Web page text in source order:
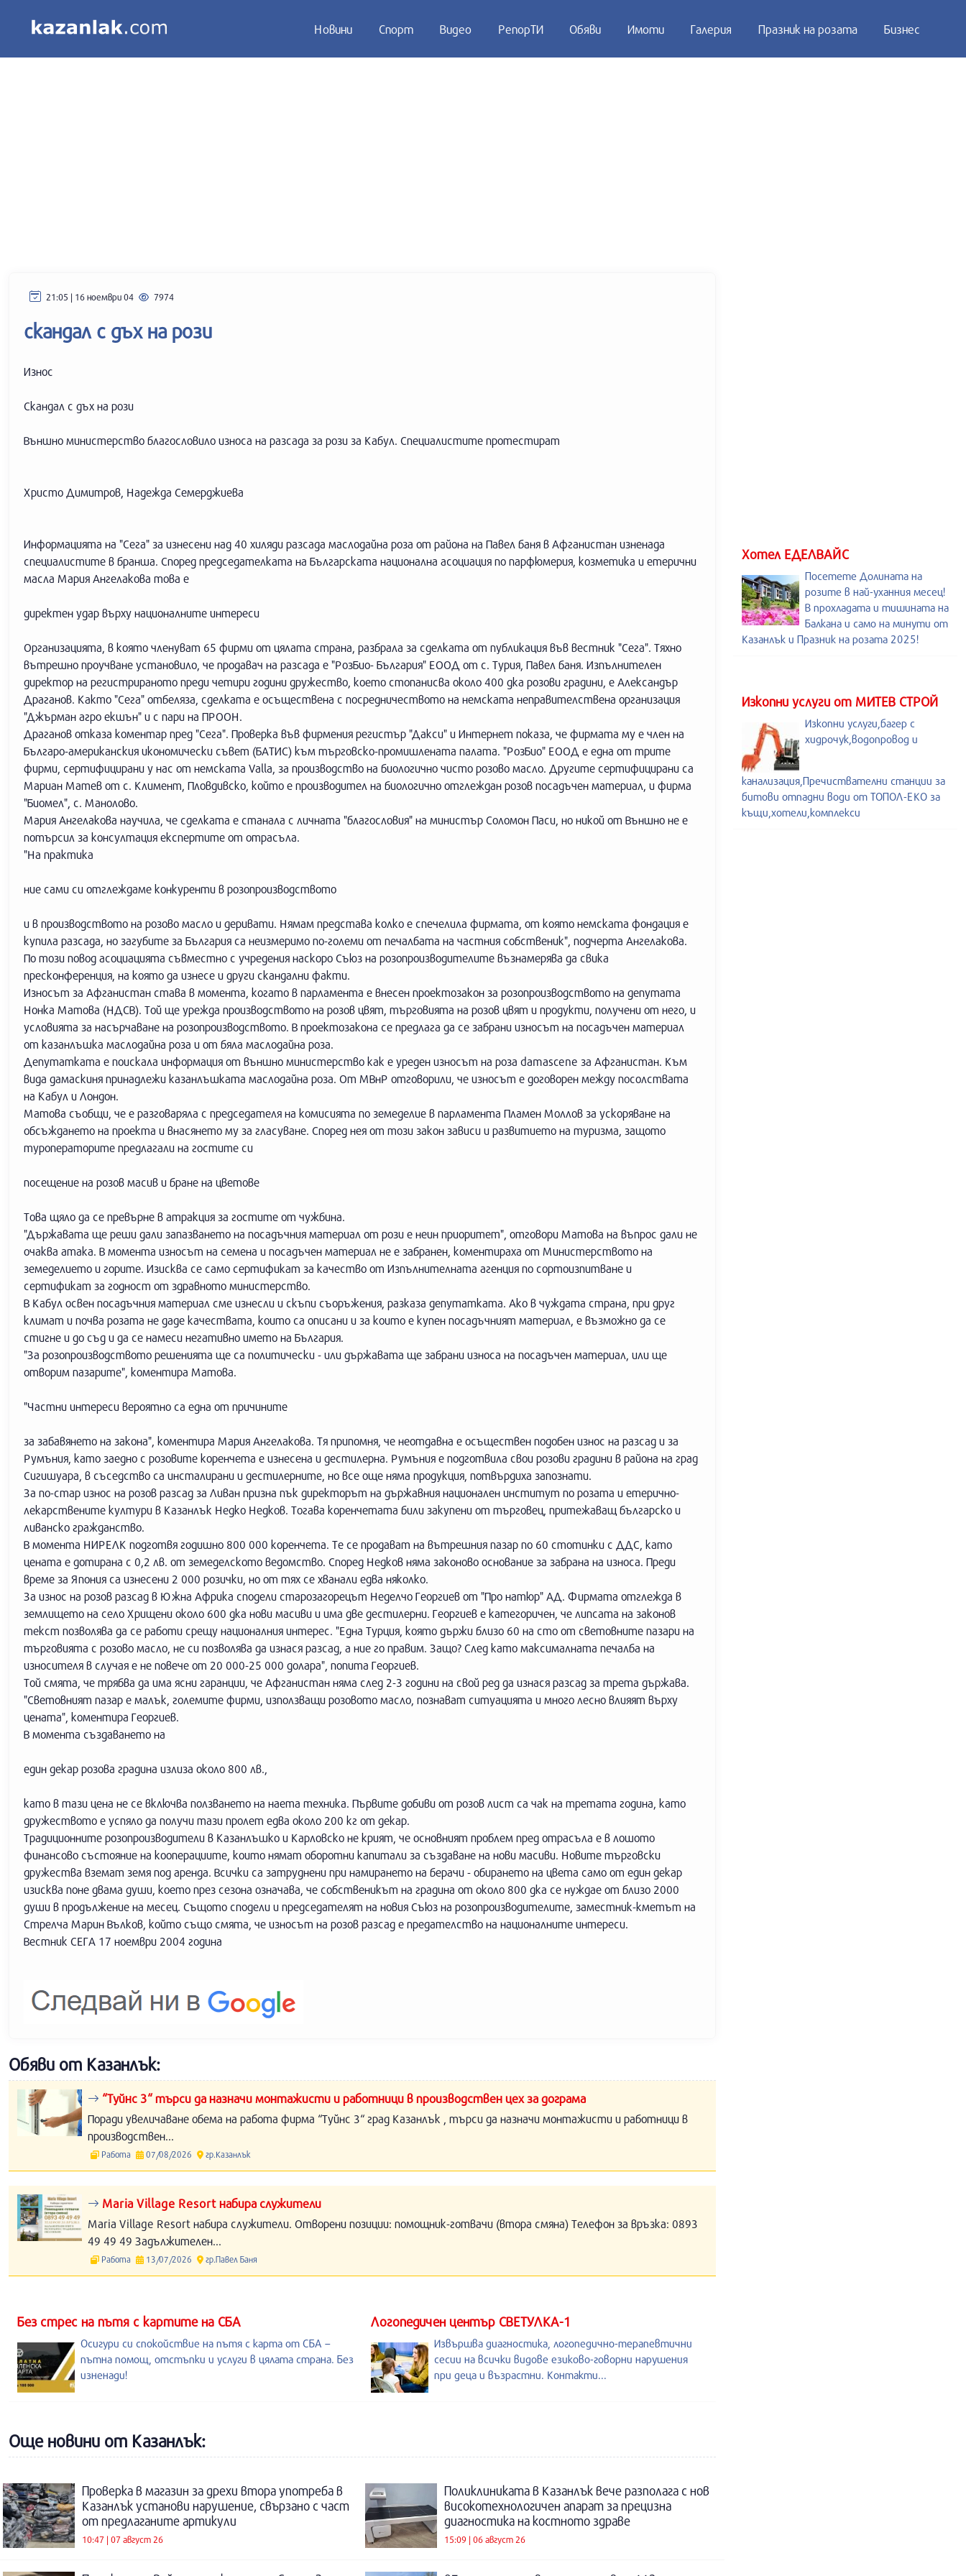
Новини Спорт Видео РепорТИ Обяви Имоти Галерия Празник на розата Бизнес
21:05 | 16 ноември 04 7974
скандал с дъх на рози
Износ
Скандал с дъх на рози
Външно министерство благословило износа на разсада за рози за Кабул. Специалистите протестират
Христо Димитров, Надежда Семерджиева
Информацията на "Сега" за изнесени над 40 хиляди разсада маслодайна роза от района на Павел баня в Афганистан изненада
специалистите в бранша. Според председателката на Българската национална асоциация по парфюмерия, козметика и етерични
масла Мария Ангелакова това е
директен удар върху националните интереси
Организацията, в която членуват 65 фирми от цялата страна, разбрала за сделката от публикация във вестник "Сега". Тяхно
вътрешно проучване установило, че продавач на разсада е "РозБио- България" ЕООД от с. Турия, Павел баня. Изпълнителен
директор на регистрираното преди четири години дружество, което стопанисва около 400 дка розови градини, е Александър
Драганов. Както "Сега" отбеляза, сделката е осъществена с посредничеството на немската неправителствена организация
"Джърман агро екшън" и с пари на ПРООН.
Драганов отказа коментар пред "Сега". Проверка във фирмения регистър "Дакси" и Интернет показа, че фирмата му е член на
Българо-американския икономически съвет (БАТИС) към търговско-промишлената палата. "РозБио" ЕООД е една от трите
фирми, сертифицирани у нас от немската Valla, за производство на биологично чисто розово масло. Другите сертифицирани са
Мариан Матев от с. Климент, Пловдивско, който е производител на биологично отглеждан розов посадъчен материал, и фирма
"Биомел", с. Манолово.
Мария Ангелакова научила, че сделката е станала с личната "благословия" на министър Соломон Паси, но никой от Външно не е
потърсил за консултация експертите от отрасъла.
"На практика
ние сами си отглеждаме конкуренти в розопроизводството
и в производството на розово масло и деривати. Нямам представа колко е спечелила фирмата, от която немската фондация е
купила разсада, но загубите за България са неизмеримо по-големи от печалбата на частния собственик", подчерта Ангелакова.
По този повод асоциацията съвместно с учредения наскоро Съюз на розопроизводителите възнамерява да свика
пресконференция, на която да изнесе и други скандални факти.
Износът за Афганистан става в момента, когато в парламента е внесен проектозакон за розопроизводството на депутата
Нонка Матова (НДСВ). Той ще урежда производството на розов цвят, търговията на розов цвят и продукти, получени от него, и
условията за насърчаване на розопроизводството. В проектозакона се предлага да се забрани износът на посадъчен материал
от казанлъшка маслодайна роза и от бяла маслодайна роза.
Депутатката е поискала информация от външно министерство как е уреден износът на роза damascene за Афганистан. Към
вида дамаскиня принадлежи казанлъшката маслодайна роза. От МВнР отговорили, че износът е договорен между посолствата
на Кабул и Лондон.
Матова съобщи, че е разговаряла с председателя на комисията по земеделие в парламента Пламен Моллов за ускоряване на
обсъждането на проекта и внасянето му за гласуване. Според нея от този закон зависи и развитието на туризма, защото
туроператорите предлагали на гостите си
посещение на розов масив и бране на цветове
Това щяло да се превърне в атракция за гостите от чужбина.
"Държавата ще реши дали запазването на посадъчния материал от рози е неин приоритет", отговори Матова на въпрос дали не
очаква атака. В момента износът на семена и посадъчен материал не е забранен, коментираха от Министерството на
земеделието и горите. Изисква се само сертификат за качество от Изпълнителната агенция по сортоизпитване и
сертификат за годност от здравното министерство.
В Кабул освен посадъчния материал сме изнесли и скъпи съоръжения, разказа депутатката. Ако в чуждата страна, при друг
климат и почва розата не даде качествата, които са описани и за които е купен посадъчният материал, е възможно да се
стигне и до съд и да се намеси негативно името на България.
"За розопроизводството решенията ще са политически - или държавата ще забрани износа на посадъчен материал, или ще
отворим пазарите", коментира Матова.
"Частни интереси вероятно са една от причините
за забавянето на закона", коментира Мария Ангелакова. Тя припомня, че неотдавна е осъществен подобен износ на разсад и за
Румъния, като заедно с розовите коренчета е изнесена и дестилерна. Румъния е подготвила свои розови градини в района на град
Сигишуара, в съседство са инсталирани и дестилерните, но все още няма продукция, потвърдиха запознати.
За по-стар износ на розов разсад за Ливан призна пък директорът на държавния национален институт по розата и етерично-
лекарствените култури в Казанлък Недко Недков. Тогава коренчетата били закупени от търговец, притежаващ българско и
ливанско гражданство.
В момента НИРЕЛК подготвя годишно 800 000 коренчета. Те се продават на вътрешния пазар по 60 стотинки с ДДС, като
цената е дотирана с 0,2 лв. от земеделското ведомство. Според Недков няма законово основание за забрана на износа. Преди
време за Япония са изнесени 2 000 розички, но от тях се хванали едва няколко.
За износ на розов разсад в Южна Африка сподели старозагорецът Неделчо Георгиев от "Про натюр" АД. Фирмата отглежда в
землището на село Хрищени около 600 дка нови масиви и има две дестилерни. Георгиев е категоричен, че липсата на законов
текст позволява да се работи срещу националния интерес. "Една Турция, която държи близо 60 на сто от световните пазари на
търговията с розово масло, не си позволява да изнася разсад, а ние го правим. Защо? След като максималната печалба на
износителя в случая е не повече от 20 000-25 000 долара", попита Георгиев.
Той смята, че трябва да има ясни гаранции, че Афганистан няма след 2-3 години на свой ред да изнася разсад за трета държава.
"Световният пазар е малък, големите фирми, използващи розовото масло, познават ситуацията и много лесно влияят върху
цената", коментира Георгиев.
В момента създаването на
един декар розова градина излиза около 800 лв.,
като в тази цена не се включва ползването на наета техника. Първите добиви от розов лист са чак на третата година, като
дружеството е успяло да получи тази пролет едва около 200 кг от декар.
Традиционните розопроизводители в Казанлъшко и Карловско не крият, че основният проблем пред отрасъла е в лошото
финансово състояние на кооперациите, които нямат оборотни капитали за създаване на нови масиви. Новите търговски
дружества вземат земя под аренда. Всички са затруднени при намирането на берачи - обирането на цвета само от един декар
изисква поне двама души, което през сезона означава, че собственикът на градина от около 800 дка се нуждае от близо 2000
души в продължение на месец. Същото сподели и председателят на новия Съюз на розопроизводителите, заместник-кметът на
Стрелча Марин Вълков, който също смята, че износът на розов разсад е предателство на националните интереси.
Вестник СЕГА 17 ноември 2004 година
Обяви от Казанлък:
“Туйнс 3“ търси да назначи монтажисти и работници в производствен цех за дограма
Поради увеличаване обема на работа фирма “Туйнс 3“ град Казанлък , търси да назначи монтажисти и работници в
производствен...
Работа 07/08/2026 гр.Казанлък
Maria Village Resort набира служители
Maria Village Resort набира служители. Отворени позиции: помощник-готвачи (втора смяна) Телефон за връзка: 0893
49 49 49 Задължителен...
Работа 13/07/2026 гр.Павел Баня
Хотел ЕДЕЛВАЙС
Посетете Долината на
розите в най-уханния месец!
В прохладата и тишината на
Балкана и само на минути от
Казанлък и Празник на розата 2025!
Изкопни услуги от МИТЕВ СТРОЙ
Изкопни услуги,багер с
хидрочук,водопровод и
канализация,Пречиствателни станции за
битови отпадни води от ТОПОЛ-ЕКО за
къщи,хотели,комплекси
Без стрес на пътя с картите на СБА
Осигури си спокойствие на пътя с карта от СБА –
пътна помощ, отстъпки и услуги в цялата страна. Без
изненади!
Логопедичен център СВЕТУЛКА-1
Извършва диагностика, логопедично-терапевтични
сесии на всички видове езиково-говорни нарушения
при деца и възрастни. Контакти...
Още новини от Казанлък:
Проверка в магазин за дрехи втора употреба в
Казанлък установи нарушение, свързано с част
от предлаганите артикули
10:47 | 07 август 26
Поликлиниката в Казанлък вече разполага с нов
високотехнологичен апарат за прецизна
диагностика на костното здраве
15:09 | 06 август 26